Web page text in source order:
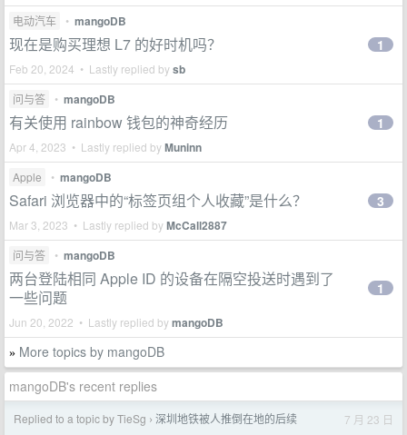
电动汽车
• mangoDB
现在是购买理想 L7 的好时机吗？
Feb 20, 2024 • Lastly replied bysb
1
问与答 • mangoDB
有关使用 rainbow 钱包的神奇经历
Apr 4, 2023 • Lastly replied byMuninn
1
Apple • mangoDB
Safari 浏览器中的“标签页组个人收藏”是什么？
Mar 3, 2023 • Lastly replied byMcCall2887
3
问与答 • mangoDB
两台登陆相同 Apple ID 的设备在隔空投送时遇到了
一些问题
Jun 20, 2022 • Lastly replied bymangoDB
1
» More topics by mangoDB
mangoDB's recent replies
Replied to a topic by TieSg › 深圳地铁被人推倒在地的后续 7 月 23 日